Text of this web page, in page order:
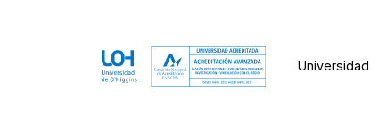
Universidad